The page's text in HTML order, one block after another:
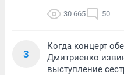
30 665 50
3
Когда концерт
Дмитриенко
выступление